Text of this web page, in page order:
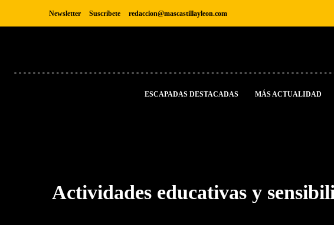
Newsletter Suscríbete redaccion@mascastillayleon.com
ESCAPADAS DESTACADAS MÁS ACTUALIDAD
Actividades educativas y